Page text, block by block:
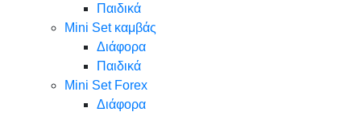
Παιδικά
Mini Set καμβάς
Διάφορα
Παιδικά
Mini Set Forex
Διάφορα